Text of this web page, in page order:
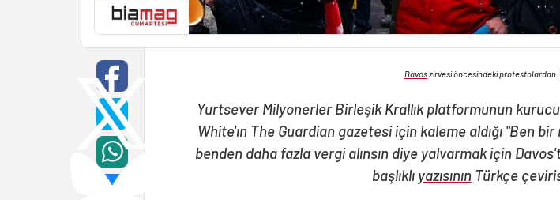
Davoszirvesi öncesindeki protestolardan.
Yurtsever Milyonerler Birleşik Krallık platformunun
White'ın The Guardian gazetesi için kaleme aldığı "Ben
benden daha fazla vergi alınsın diye yalvarmak için
başlıklı yazısınınTürkçe